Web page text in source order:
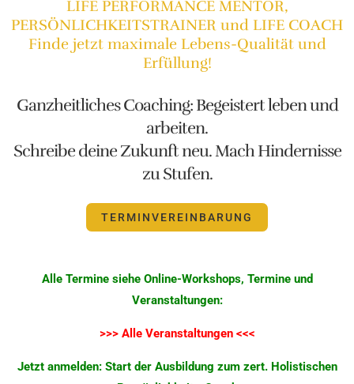
LIFE PERFORMANCE MENTOR,
PERSÖNLICHKEITSTRAINER und LIFE COACH
Finde jetzt maximale Lebens-Qualität und
Erfüllung!
Ganzheitliches Coaching: Begeistert leben und
arbeiten.
Schreibe deine Zukunft neu. Mach Hindernisse
zu Stufen.
TERMINVEREINBARUNG
Alle Termine siehe Online-Workshops, Termine und
Veranstaltungen:
>>> Alle Veranstaltungen <<<
Jetzt anmelden: Start der Ausbildung zum zert. Holistischen